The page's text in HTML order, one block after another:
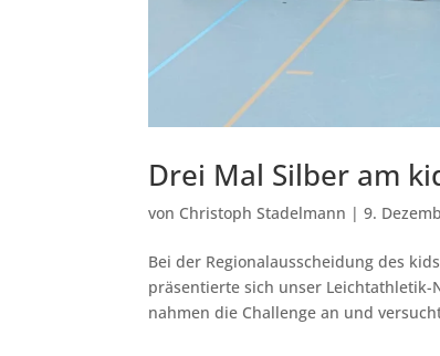
Drei Mal Silber am
von Christoph Stadelmann |9.
Bei der Regionalausscheidung des
präsentierte sich unser Leichtathletik-
nahmen die Challenge an und